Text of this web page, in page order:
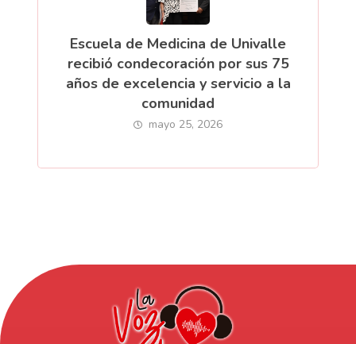
Escuela de Medicina de Univalle
recibió condecoración por sus 75
años de excelencia y servicio a la
comunidad
mayo 25, 2026